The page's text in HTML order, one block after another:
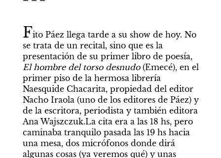
Fito Páez llega tarde a su show de hoy. No
se trata de un recital, sino que es la
presentación de su primer libro de poesía,
El hombre del torso desnudo (Emecé), en el
primer piso de la hermosa librería
Naesquide Chacarita, propiedad del editor
Nacho Iraola (uno de los editores de Páez) y
de la escritora, periodista y también editora
Ana Wajszczuk.La cita era a las 18 hs, pero
caminaba tranquilo pasada las 19 hs hacia
una mesa, dos micrófonos donde dirá
algunas cosas (ya veremos qué) y unas